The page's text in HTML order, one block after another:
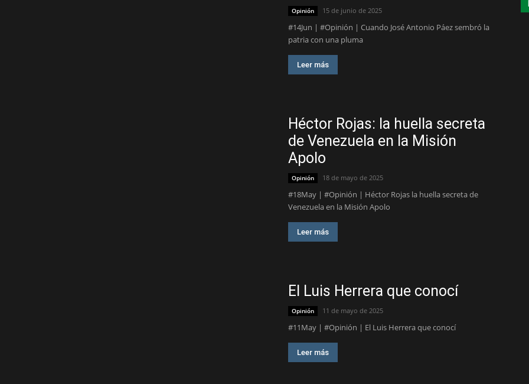
Opinión 15 de junio de 2025
#14Jun | #Opinión | Cuando José Antonio Páez sembró la
patria con una pluma
Leer más
Héctor Rojas: la huella secreta
de Venezuela en la Misión
Apolo
Opinión 18 de mayo de 2025
#18May | #Opinión | Héctor Rojas la huella secreta de
Venezuela en la Misión Apolo
Leer más
El Luis Herrera que conocí
Opinión 11 de mayo de 2025
#11May | #Opinión | El Luis Herrera que conocí
Leer más